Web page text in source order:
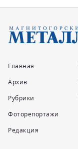
Главная
Архив
Рубрики
Фоторепортажи
Редакция